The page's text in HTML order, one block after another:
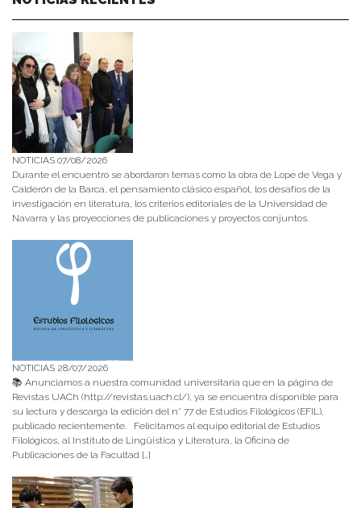
NOTICIAS 07/08/2026
Durante el encuentro se abordaron temas como la obra de Lope de Vega y
Calderón de la Barca, el pensamiento clásico español, los desafíos de la
investigación en literatura, los criterios editoriales de la Universidad de
Navarra y las proyecciones de publicaciones y proyectos conjuntos.
NOTICIAS 28/07/2026
📚 Anunciamos a nuestra comunidad universitaria que en la página de
Revistas UACh (http://revistas.uach.cl/), ya se encuentra disponible para
su lectura y descarga la edición del n° 77 de Estudios Filológicos (EFIL),
publicado recientemente. Felicitamos al equipo editorial de Estudios
Filológicos, al Instituto de Lingüística y Literatura, la Oficina de
Publicaciones de la Facultad […]